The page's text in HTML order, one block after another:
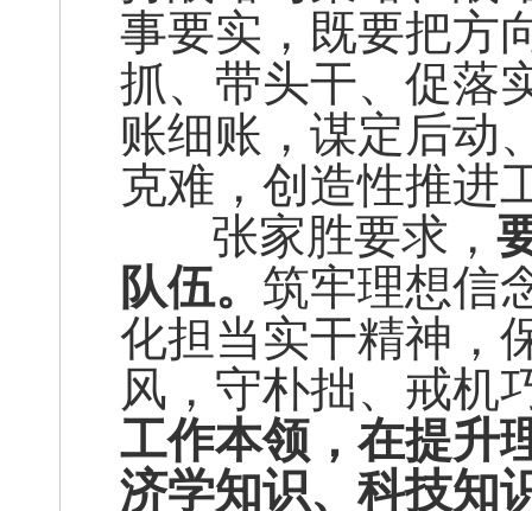
事要实，既要把方
抓、带头干、促落
账细账，谋定后动
克难，创造性推进
张家胜要求，
队伍。 筑牢理想信
化担当实干精神，
风，守朴拙、戒机
工作本领，在提升
济学知识、科技知